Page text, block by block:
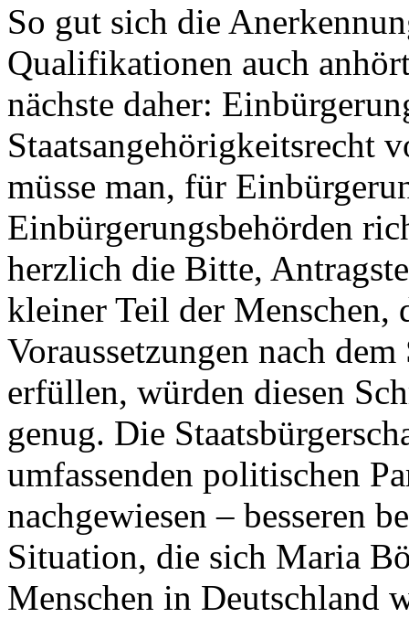
So gut sich die
Qualifikationen auch
nächste daher:
Staatsangehörigkeitsrecht
müsse man, für
Einbürgerungsbehörden
herzlich die Bitte,
kleiner Teil der Menschen,
Voraussetzungen nach
erfüllen, würden diesen
genug. Die
umfassenden politischen
nachgewiesen – besseren
Situation, die sich Maria
Menschen in Deutschland